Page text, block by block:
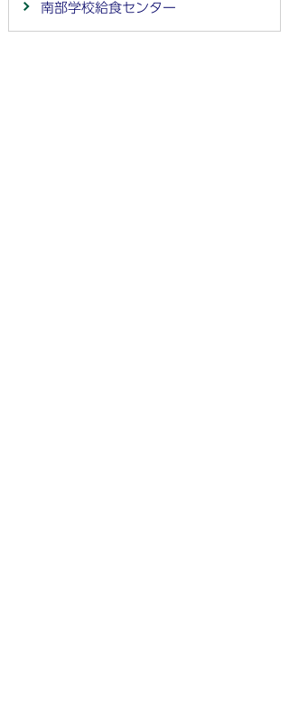
南部学校給食センター